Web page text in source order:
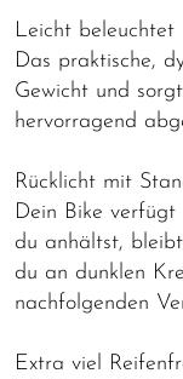
Leicht beleuchtet
Das praktische,
Gewicht und
hervorragend
Rücklicht mit
Dein Bike verfügt
du anhältst,
du an dunklen
nachfolgenden
Extra viel